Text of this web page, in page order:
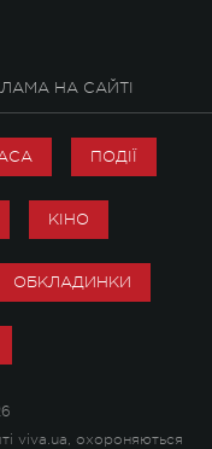
НА САЙТІ
ПОДІЇ
КІНО
ОБКЛАДИНКИ
viva.ua, охороняються